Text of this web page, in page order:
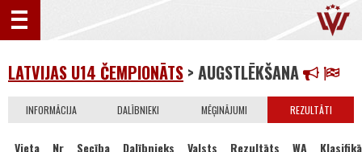
LATVIJAS U14 ČEMPIONĀTS > AUGSTLĒKŠANA
INFORMĀCIJA DALĪBNIEKI MĒĢINĀJUMI REZULTĀTI
Vieta Nr Secība Dalībnieks Valsts Rezultāts WA